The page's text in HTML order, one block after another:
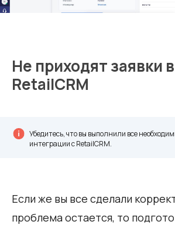
Не приходят заявки в
RetailCRM
Убедитесь, что вы выполнили все
интеграции с RetailCRM.
Если же вы все сделали
проблема остается, то